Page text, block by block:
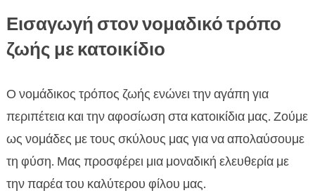
Εισαγωγή στον νομαδικό τρόπο
ζωής με κατοικίδιο
Ο νομάδικος τρόπος ζωής ενώνει την αγάπη για
περιπέτεια και την αφοσίωση στα κατοικίδια μας. Ζούμε
ως νομάδες με τους σκύλους μας για να απολαύσουμε
τη φύση. Μας προσφέρει μια μοναδική ελευθερία με
την παρέα του καλύτερου φίλου μας.